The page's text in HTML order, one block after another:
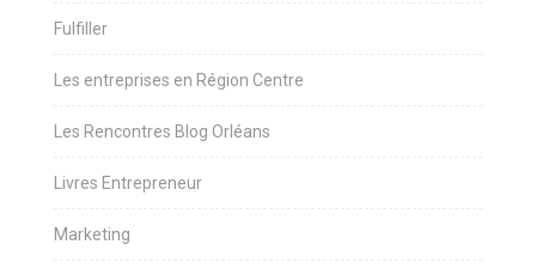
Fulfiller
Les entreprises en Région Centre
Les Rencontres Blog Orléans
Livres Entrepreneur
Marketing